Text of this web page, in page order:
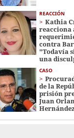
REACCIÓN
Kathia
reacciona
contra
"Todavía
una
CASO
de la
prisión
Juan